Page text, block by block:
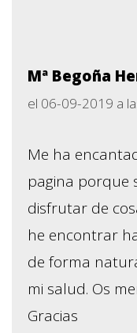
Mª Begoña
el 06-09-2019 a
Me ha
pagina porque
disfrutar de
he encontrar
de forma
mi salud. Os
Gracias